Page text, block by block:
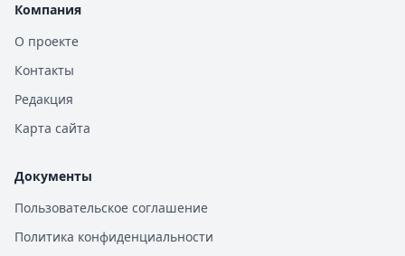
Компания
О проекте
Контакты
Редакция
Карта сайта
Документы
Пользовательское соглашение
Политика конфиденциальности